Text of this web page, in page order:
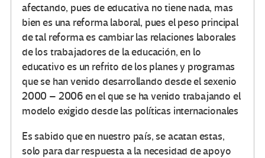
afectando, pues de educativa no tiene nada, mas
bien es una reforma laboral, pues el peso principal
de tal reforma es cambiar las relaciones laborales
de los trabajadores de la educación, en lo
educativo es un refrito de los planes y programas
que se han venido desarrollando desde el sexenio
2000 – 2006 en el que se ha venido trabajando el
modelo exigido desde las políticas internacionales
Es sabido que en nuestro país, se acatan estas,
solo para dar respuesta a la necesidad de apoyo